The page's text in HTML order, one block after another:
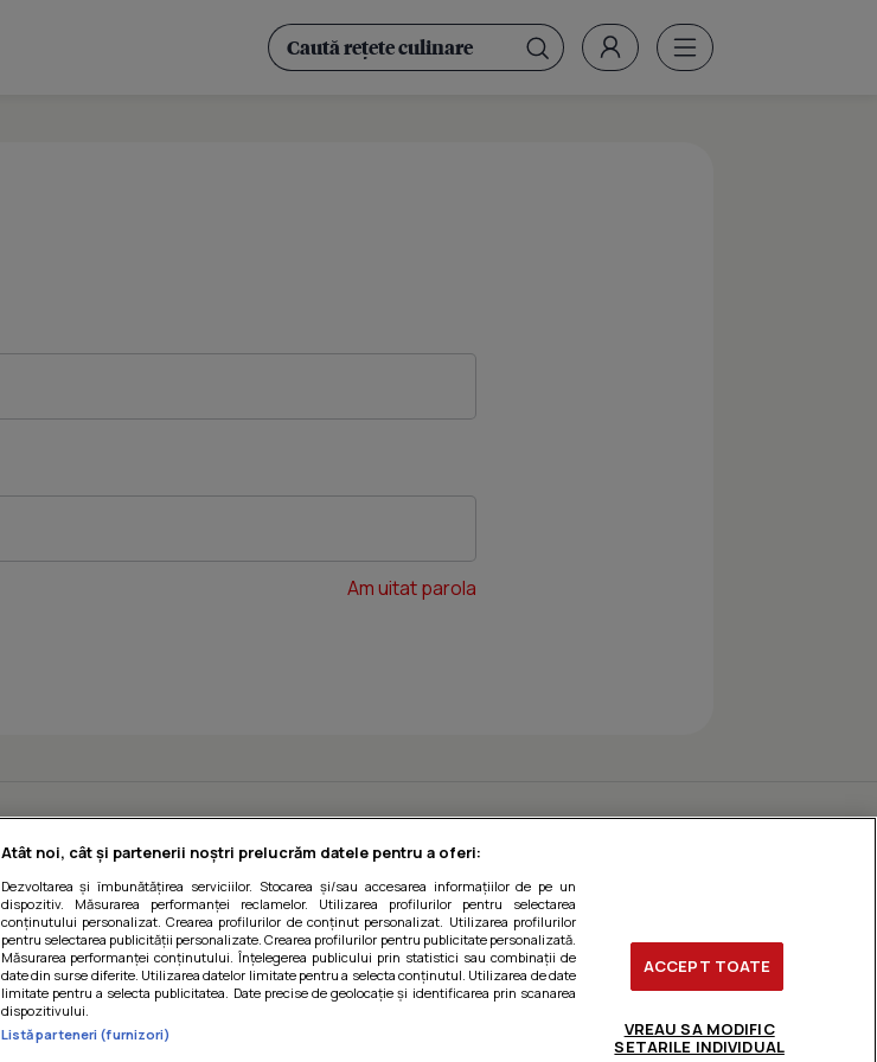
Am uitat parola
Atât noi, cât și partenerii noștri prelucrăm datele pentru a oferi:
Dezvoltarea și îmbunătățirea serviciilor. Stocarea și/sau accesarea informațiilor de pe un
dispozitiv. Măsurarea performanței reclamelor. Utilizarea profilurilor pentru selectarea
conținutului personalizat. Crearea profilurilor de conținut personalizat. Utilizarea profilurilor
pentru selectarea publicității personalizate. Crearea profilurilor pentru publicitate personalizată.
Măsurarea performanței conținutului. Înțelegerea publicului prin statistici sau combinații de
date din surse diferite. Utilizarea datelor limitate pentru a selecta conținutul. Utilizarea de date
limitate pentru a selecta publicitatea. Date precise de geolocație și identificarea prin scanarea
dispozitivului.
Listă parteneri (furnizori)
ACCEPT TOATE
VREAU SA MODIFIC
SETARILE INDIVIDUAL